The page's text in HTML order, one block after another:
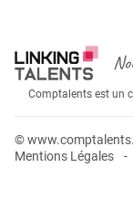
Comptalents est un
©
Mentions Légales